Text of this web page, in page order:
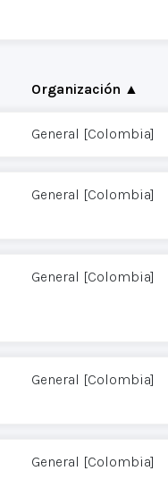
Organización ▲
General [Colombia]
General [Colombia]
General [Colombia]
General [Colombia]
General [Colombia]